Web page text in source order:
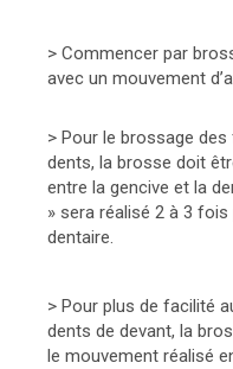
> Commencer par
avec un mouvement
> Pour le brossage
dents, la brosse doit
entre la gencive et la
» sera réalisé 2 à 3
dentaire.
> Pour plus de facilité
dents de devant, la
le mouvement réalisé